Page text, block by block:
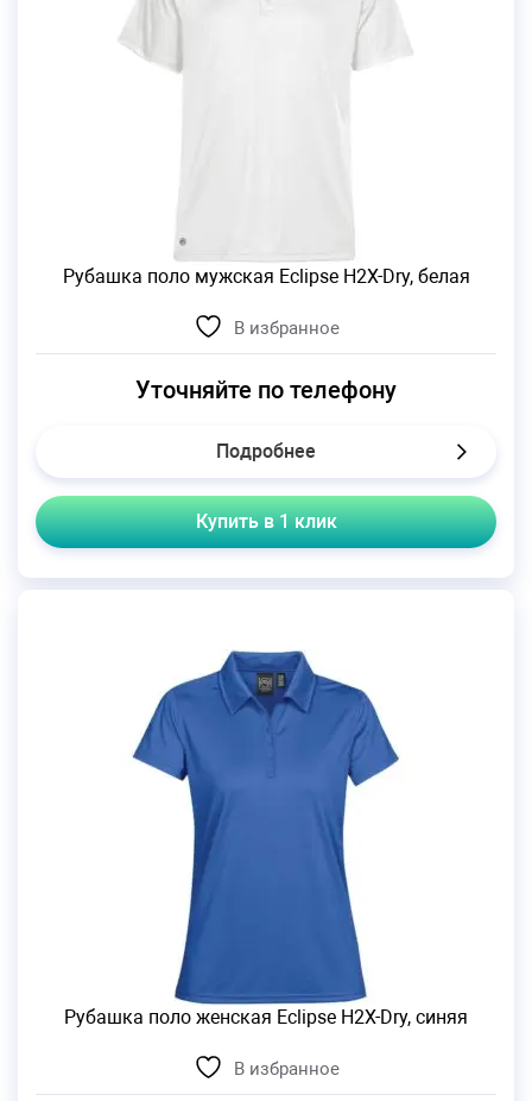
Рубашка поло мужская Eclipse H2X-Dry, белая
В избранное
Уточняйте по телефону
Подробнее
Купить в 1 клик
Рубашка поло женская Eclipse H2X-Dry, синяя
В избранное